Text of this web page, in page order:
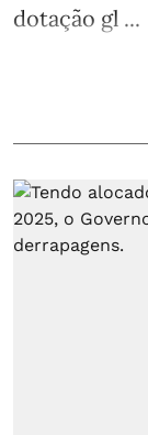
dotação gl ...